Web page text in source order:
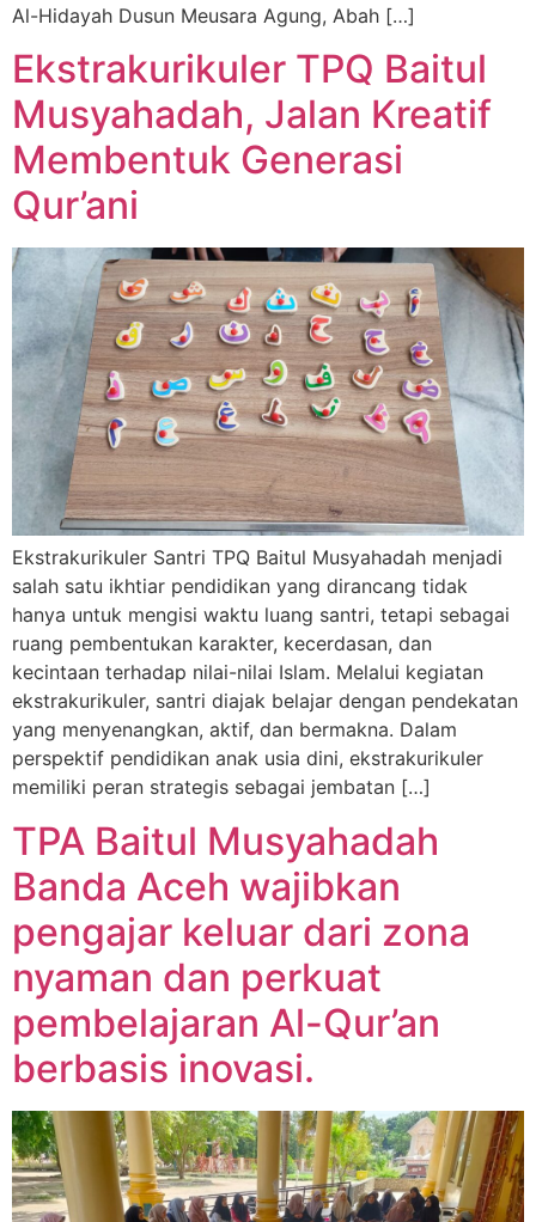
Al-Hidayah Dusun Meusara Agung, Abah […]
Ekstrakurikuler TPQ Baitul
Musyahadah, Jalan Kreatif
Membentuk Generasi
Qur’ani
Ekstrakurikuler Santri TPQ Baitul Musyahadah menjadi
salah satu ikhtiar pendidikan yang dirancang tidak
hanya untuk mengisi waktu luang santri, tetapi sebagai
ruang pembentukan karakter, kecerdasan, dan
kecintaan terhadap nilai-nilai Islam. Melalui kegiatan
ekstrakurikuler, santri diajak belajar dengan pendekatan
yang menyenangkan, aktif, dan bermakna. Dalam
perspektif pendidikan anak usia dini, ekstrakurikuler
memiliki peran strategis sebagai jembatan […]
TPA Baitul Musyahadah
Banda Aceh wajibkan
pengajar keluar dari zona
nyaman dan perkuat
pembelajaran Al-Qur’an
berbasis inovasi.